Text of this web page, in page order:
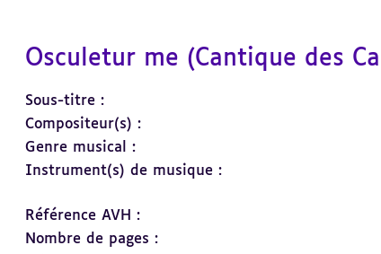
Osculetur me (Cantique des
Sous-titre :
Compositeur(s) :
Genre musical :
Instrument(s) de musique :
Référence AVH :
Nombre de pages :